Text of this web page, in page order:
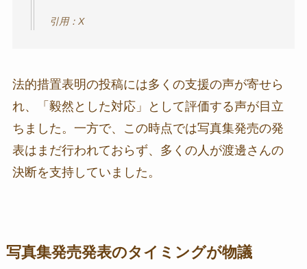
引用：X
法的措置表明の投稿には多くの支援の声が寄せら
れ、「毅然とした対応」として評価する声が目立
ちました。一方で、この時点では写真集発売の発
表はまだ行われておらず、多くの人が渡邊さんの
決断を支持していました。
写真集発売発表のタイミングが物議